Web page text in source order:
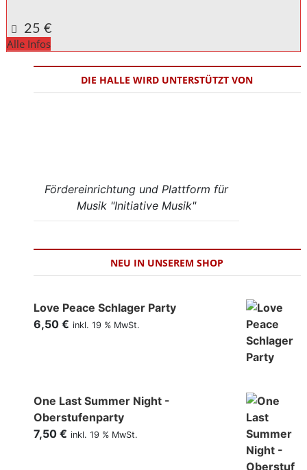
25 €
Alle Infos
DIE HALLE WIRD UNTERSTÜTZT VON
Fördereinrichtung und Plattform für
Musik "Initiative Musik"
NEU IN UNSEREM SHOP
Love Peace Schlager Party
6,50 € inkl. 19 % MwSt.
One Last Summer Night -
Oberstufenparty
7,50 € inkl. 19 % MwSt.